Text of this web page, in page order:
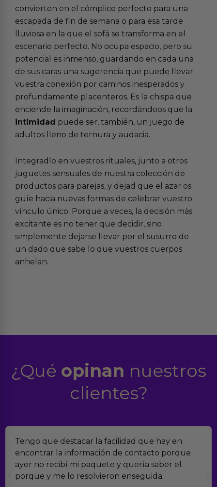
convierten en el cómplice perfecto para una
escapada de fin de semana o para esa tarde
lluviosa en la que el sofá se transforma en el
escenario perfecto. No ocupa espacio, pero su
potencial es inmenso, guardando en cada una
de sus caras una sugerencia que puede llevar
vuestra conexión por caminos inesperados y
profundamente placenteros. Es la chispa que
enciende la imaginación, recordándoos que la
intimidad puede ser, también, un juego de
adultos lleno de ternura y audacia.
Integradlo en vuestros rituales, junto a otros
juguetes sensuales de nuestra colección de
productos para parejas, y dejad que el azar os
guíe hacia nuevas formas de celebrar vuestro
vínculo único. Porque a veces, la decisión más
excitante es no tener que decidir, sino
simplemente dejarse llevar por el susurro de
un dado que sabe lo que vuestros cuerpos
anhelan.
¿Qué opinan nuestros
clientes?
Tengo que destacar la facilidad que hay en
encontrar la información de contacto porque
ayer no recibí mi paquete y quería saber el
porque y me lo resolvieron enseguida.